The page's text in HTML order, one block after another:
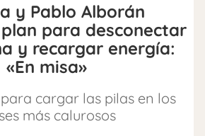
y Pablo Alborán
para desconectar
y recargar energía:
«En misa»
cargar las pilas en los
más calurosos